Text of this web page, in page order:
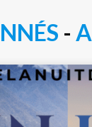
ÉS -